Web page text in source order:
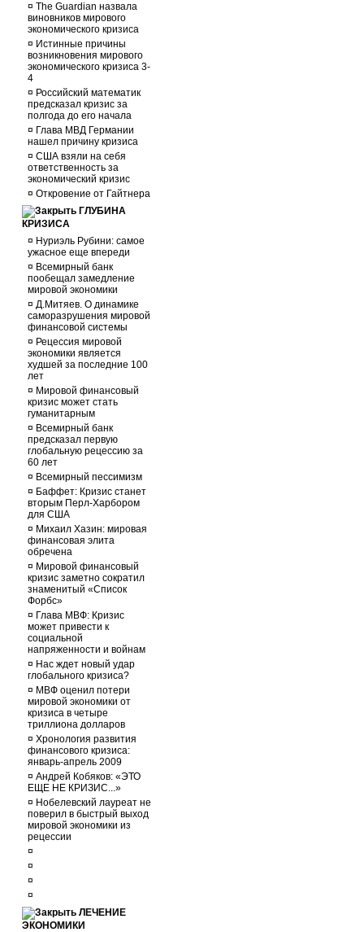
¤ The Guardian назвала
виновников мирового
экономического кризиса
¤ Истинные причины
возникновения мирового
экономического кризиса 3-
4
¤ Российский математик
предсказал кризис за
полгода до его начала
¤ Глава МВД Германии
нашел причину кризиса
¤ США взяли на себя
ответственность за
экономический кризис
¤ Откровение от Гайтнера
ГЛУБИНА
КРИЗИСА
¤ Нуриэль Рубини: самое
ужасное еще впереди
¤ Всемирный банк
пообещал замедление
мировой экономики
¤ Д.Митяев. О динамике
саморазрушения мировой
финансовой системы
¤ Рецессия мировой
экономики является
худшей за последние 100
лет
¤ Мировой финансовый
кризис может стать
гуманитарным
¤ Всемирный банк
предсказал первую
глобальную рецессию за
60 лет
¤ Всемирный пессимизм
¤ Баффет: Кризис станет
вторым Перл-Харбором
для США
¤ Михаил Хазин: мировая
финансовая элита
обречена
¤ Мировой финансовый
кризис заметно сократил
знаменитый «Список
Форбс»
¤ Глава МВФ: Кризис
может привести к
социальной
напряженности и войнам
¤ Нас ждет новый удар
глобального кризиса?
¤ МВФ оценил потери
мировой экономики от
кризиса в четыре
триллиона долларов
¤ Хронология развития
финансового кризиса:
январь-апрель 2009
¤ Андрей Кобяков: «ЭТО
ЕЩЕ НЕ КРИЗИС...»
¤ Нобелевский лауреат не
поверил в быстрый выход
мировой экономики из
рецессии
¤
¤
¤
¤
ЛЕЧЕНИЕ
ЭКОНОМИКИ